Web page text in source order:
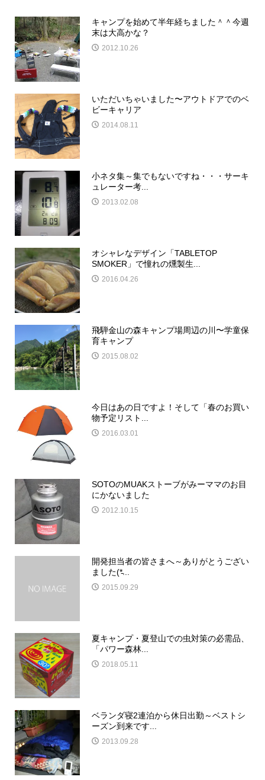
キャンプを始めて半年経ちました＾＾今週
末は大高かな？
2012.10.26
いただいちゃいました〜アウトドアでのベ
ビーキャリア
2014.08.11
小ネタ集～集でもないですね・・・サーキ
ュレーター考...
2013.02.08
オシャレなデザイン「TABLETOP
SMOKER」で憧れの燻製生...
2016.04.26
飛騨金山の森キャンプ場周辺の川〜学童保
育キャンプ
2015.08.02
今日はあの日ですよ！そして「春のお買い
物予定リスト...
2016.03.01
SOTOのMUAKストーブがみーママのお目
にかないました
2012.10.15
開発担当者の皆さまへ～ありがとうござい
ました(*̵...
2015.09.29
夏キャンプ・夏登山での虫対策の必需品、
「パワー森林...
2018.05.11
ベランダ寝2連泊から休日出勤～ベストシ
ーズン到来です...
2013.09.28